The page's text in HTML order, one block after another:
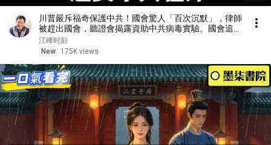
川普嚴斥福奇保護中共！國會驚人「百次沉默」，律師
被趕出國會，聽證會揭露資助中共病毒實驗。國會追責
立法在即，北京如何賠錢？【江峰漫談20260730第
1243期】
江峰时刻
New
175K views